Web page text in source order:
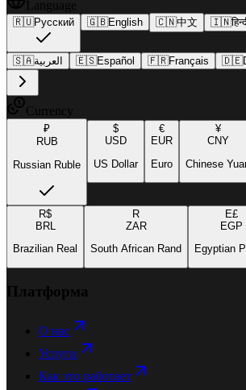
Language
🇷🇺Русский 🇬🇧English 🇨🇳中文 🇮🇳
🇸🇦العربية 🇪🇸Español 🇫🇷Français 🇩🇪
Currency
₽
RUB
Russian Ruble
$
USD
US Dollar
€
EUR
Euro
¥
CNY
Chinese
R$
BRL
Brazilian Real
R
ZAR
South African Rand
E£
EGP
Egyptian
Платформа
О нас
Услуги
Как это работает